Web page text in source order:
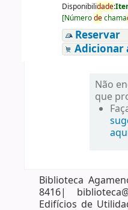
Disponibilidade:
[Númerodechama
Reservar
Adicionar
Não
que
Biblioteca
8416|
Edifícios de